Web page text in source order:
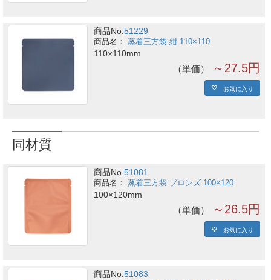
商品No.51229
蒸着三方袋 紺 110×110
110×110mm
単価 ～27.5円
お気に入り
同材質
商品No.51081
蒸着三方袋 ブロンズ 100×120
100×120mm
単価 ～26.5円
お気に入り
商品No.51083